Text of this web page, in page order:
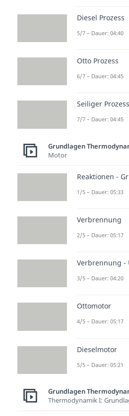
Diesel Prozess
5/7 – Dauer: 04:40
Otto Prozess
6/7 – Dauer: 04:45
Seiliger Prozess
7/7 – Dauer: 04:45
Grundlagen
Motor
Reaktionen -
1/5 – Dauer: 05:33
Verbrennung
2/5 – Dauer: 05:17
Verbrennung -
3/5 – Dauer: 04:20
Ottomotor
4/5 – Dauer: 05:17
Dieselmotor
5/5 – Dauer: 05:21
Grundlagen
Thermodynamik I: